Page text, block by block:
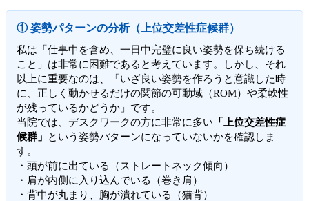
① 姿勢パターンの分析（上位交差性症候群）
私は「仕事中を含め、一日中完璧に良い姿勢を保ち続ける
こと」は非常に困難であると考えています。しかし、それ
以上に重要なのは、「いざ良い姿勢を作ろうと意識した時
に、正しく動かせるだけの関節の可動域（ROM）や柔軟性
が残っているかどうか」です。
当院では、デスクワークの方に非常に多い 「上位交差性症
候群」 という姿勢パターンになっていないかを確認しま
す。
・頭が前に出ている（ストレートネック傾向）
・肩が内側に入り込んでいる（巻き肩）
・背中が丸まり、胸が潰れている（猫背）